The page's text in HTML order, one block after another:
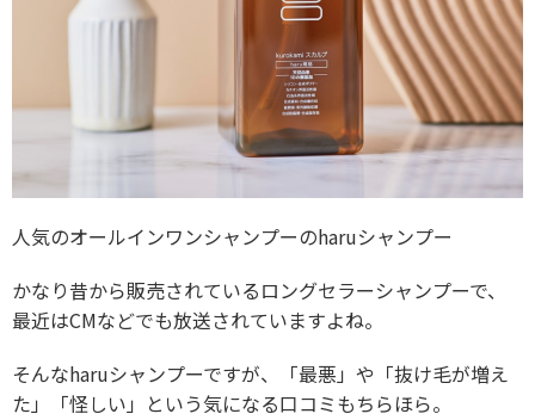
人気のオールインワンシャンプーのharuシャンプー
かなり昔から販売されているロングセラーシャンプーで、
最近はCMなどでも放送されていますよね。
そんなharuシャンプーですが、「最悪」や「抜け毛が増え
た」「怪しい」という気になる口コミもちらほら。